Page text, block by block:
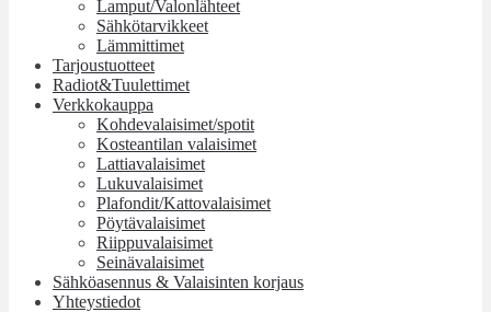
Lamput/Valonlähteet
Sähkötarvikkeet
Lämmittimet
Tarjoustuotteet
Radiot&Tuulettimet
Verkkokauppa
Kohdevalaisimet/spotit
Kosteantilan valaisimet
Lattiavalaisimet
Lukuvalaisimet
Plafondit/Kattovalaisimet
Pöytävalaisimet
Riippuvalaisimet
Seinävalaisimet
Sähköasennus & Valaisinten korjaus
Yhteystiedot